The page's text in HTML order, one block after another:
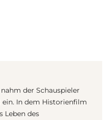
der Schauspieler
ein. In dem Historienfilm
Leben des